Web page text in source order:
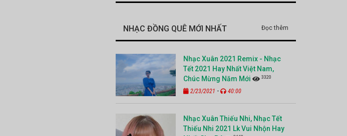
NHẠC ĐỒNG QUÊ MỚI NHẤT Đọc thêm
Nhạc Xuân 2021 Remix - Nhạc
Tết 2021 Hay Nhất Việt Nam,
Chúc Mừng Năm Mới
3320
2/23/2021 - 40:00
Nhạc Xuân Thiếu Nhi, Nhạc Tết
Thiếu Nhi 2021 Lk Vui Nhộn Hay